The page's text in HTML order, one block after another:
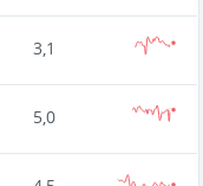
3,1
5,0